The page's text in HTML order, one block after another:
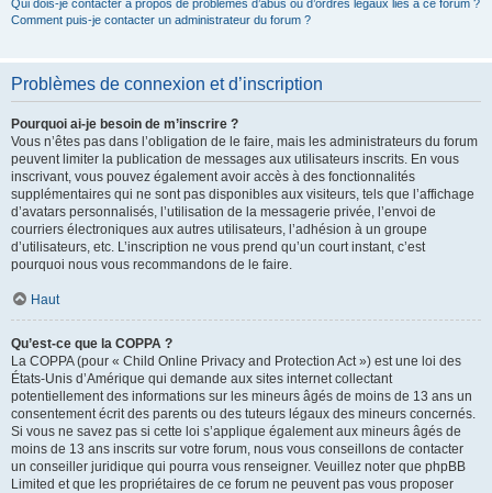
Qui dois-je contacter à propos de problèmes d’abus ou d’ordres légaux liés à ce forum ?
Comment puis-je contacter un administrateur du forum ?
Problèmes de connexion et d’inscription
Pourquoi ai-je besoin de m’inscrire ?
Vous n’êtes pas dans l’obligation de le faire, mais les administrateurs du forum
peuvent limiter la publication de messages aux utilisateurs inscrits. En vous
inscrivant, vous pouvez également avoir accès à des fonctionnalités
supplémentaires qui ne sont pas disponibles aux visiteurs, tels que l’affichage
d’avatars personnalisés, l’utilisation de la messagerie privée, l’envoi de
courriers électroniques aux autres utilisateurs, l’adhésion à un groupe
d’utilisateurs, etc. L’inscription ne vous prend qu’un court instant, c’est
pourquoi nous vous recommandons de le faire.
Haut
Qu’est-ce que la COPPA ?
La COPPA (pour « Child Online Privacy and Protection Act ») est une loi des
États-Unis d’Amérique qui demande aux sites internet collectant
potentiellement des informations sur les mineurs âgés de moins de 13 ans un
consentement écrit des parents ou des tuteurs légaux des mineurs concernés.
Si vous ne savez pas si cette loi s’applique également aux mineurs âgés de
moins de 13 ans inscrits sur votre forum, nous vous conseillons de contacter
un conseiller juridique qui pourra vous renseigner. Veuillez noter que phpBB
Limited et que les propriétaires de ce forum ne peuvent pas vous proposer